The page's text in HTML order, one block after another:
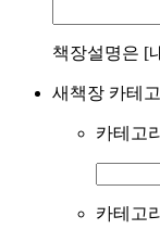
책장설명은 [
새책장 카테고
카테고리
카테고리